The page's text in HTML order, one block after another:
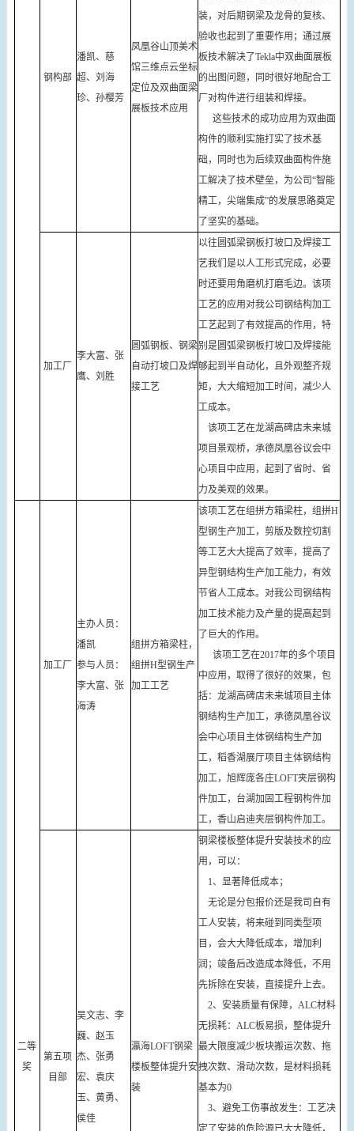
钢构部
潘凯、慈
超、刘海
珍、孙樱芳
凤凰谷山顶美术
馆三维点云坐标
定位及双曲面梁
展板技术应用
装，对后期钢梁及龙骨的复核、
验收也起到了重要作用；通过展
板技术解决了Tekla中双曲面展板
的出图问题，同时很好地配合工
厂对构件进行组装和焊接。
这些技术的成功应用为双曲面
构件的顺利实施打实了技术基
础，同时也为后续双曲面构件施
工解决了技术壁垒，为公司“智能
精工，尖端集成”的发展思路奠定
了坚实的基础。
加工厂
李大富、张
鹰、刘胜
圆弧钢板、钢梁
自动打坡口及焊
接工艺
以往圆弧梁钢板打坡口及焊接工
艺我们是以人工形式完成，必要
时还要用角磨机打磨毛边。该项
工艺的应用对我公司钢结构加工
工艺起到了有效提高的作用，特
别是圆弧梁钢板打坡口及焊接能
够起到半自动化，且外观整齐规
矩，大大缩短加工时间，减少人
工成本。
该项工艺在龙湖高碑店未来城
项目景观桥，承德凤凰谷议会中
心项目中应用，起到了省时、省
力及美观的效果。
二等
奖
加工厂
主办人员：
潘凯
参与人员：
李大富、张
海涛
组拼方箱梁柱，
组拼H型钢生产
加工工艺
该项工艺在组拼方箱梁柱，组拼H
型钢生产加工，剪版及数控切割
等工艺大大提高了效率，提高了
异型钢结构生产加工能力，有效
节省人工成本。对我公司钢结构
加工技术能力及产量的提高起到
了巨大的作用。
该项工艺在2017年的多个项目
中应用，取得了很好的效果，包
括：龙湖高碑店未来城项目主体
钢结构生产加工，承德凤凰谷议
会中心项目主体钢结构生产加
工，稻香湖展厅项目主体钢结构
加工，旭辉庞各庄LOFT夹层钢构
件加工，台湖加固工程钢构件加
工，香山启迪夹层钢构件加工。
第五项
目部
吴文志、李
巍、赵玉
杰、张勇
宏、袁庆
玉、黄勇、
侯佳
瀛海LOFT钢梁
楼板整体提升安
装
钢梁楼板整体提升安装技术的应
用，可以：
1、显著降低成本；
无论是分包报价还是我司自有
工人安装，将来碰到同类型项
目，会大大降低成本，增加利
润；竣备后改造成本降低，不用
先拆除在安装，直接提升上去。
2、安装质量有保障，ALC材料
无损耗：ALC板易损，整体提升
最大限度减少板块搬运次数、拖
拽次数、滑动次数，是材料损耗
基本为0
3、避免工伤事故发生：工艺决
定了安装的危险源已大大降低，